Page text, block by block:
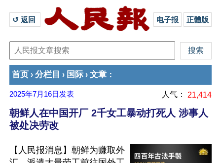
↺ 返回 电子报 正體版
首页 › 分栏目 › 国际 › 文章 ：
2025年7月16日 发表 人气： 21,414
朝鲜人在中国开厂 2千女工暴动打死人 涉事人
被处决劳改
【人民报消息】朝鲜为赚取外